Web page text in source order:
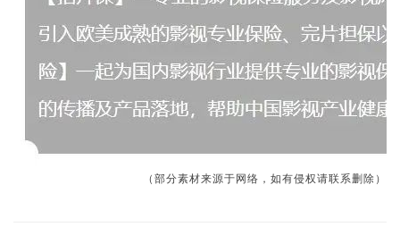
（部分素材来源于网络，如有侵权请联系删除）